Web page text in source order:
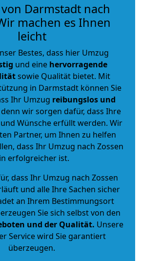
Darmstadt nach
machen es Ihnen
leicht
Bestes, dass hier Umzug
und eine hervorragende
sowie Qualität bietet. Mit
in Darmstadt können Sie
Ihr Umzug reibungslos und
wir sorgen dafür, dass Ihre
Wünsche erfüllt werden. Wir
Partner, um Ihnen zu helfen
dass Ihr Umzug nach Zossen
erfolgreicher ist.
dass Ihr Umzug nach Zossen
und alle Ihre Sachen sicher
an Ihrem Bestimmungsort
Sie sich selbst von den
und der Qualität. Unsere
Service wird Sie garantiert
überzeugen.